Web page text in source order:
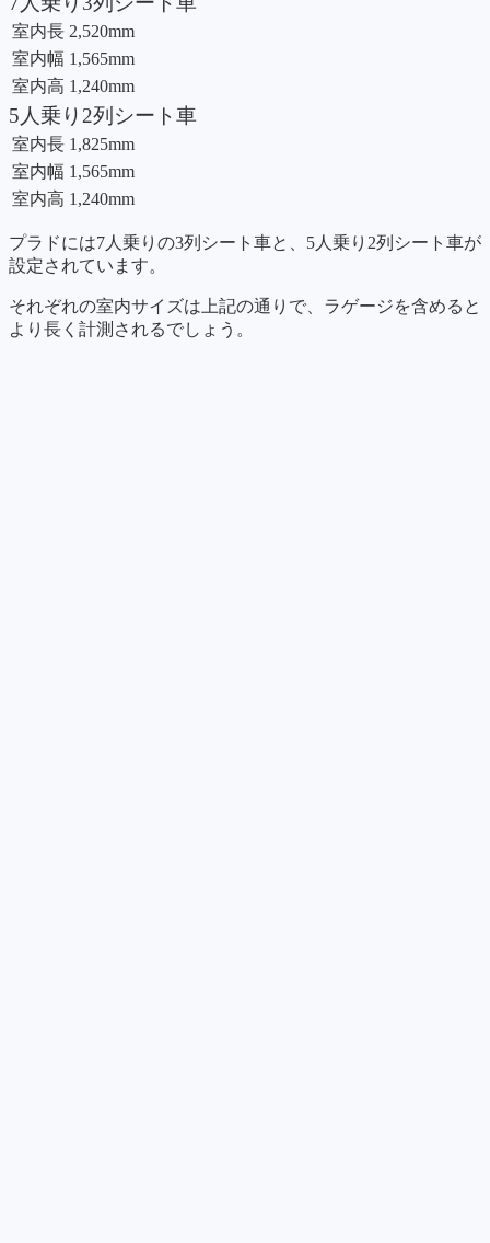
室内長 2,520mm
室内幅 1,565mm
室内高 1,240mm
5人乗り2列シート車
室内長 1,825mm
室内幅 1,565mm
室内高 1,240mm
プラドには7人乗りの3列シート車と、5人乗り2列シート車が
設定されています。
それぞれの室内サイズは上記の通りで、ラゲージを含めると
より長く計測されるでしょう。